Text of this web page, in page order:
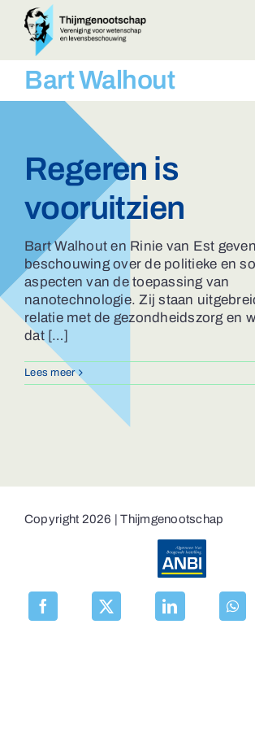
naar
inhoud
BIJEENKOMSTEN
Afdelingen
Lid worden?
ZOEKEN
NAAR:
Bart Walhout
Regeren is
vooruitzien
Bart Walhout en Rinie van Est
beschouwing over de politieke en
aspecten van de toepassing van
nanotechnologie. Zij staan
relatie met de gezondheidszorg en
dat […]
Lees meer
Copyright 2026 | Thijmgenootschap